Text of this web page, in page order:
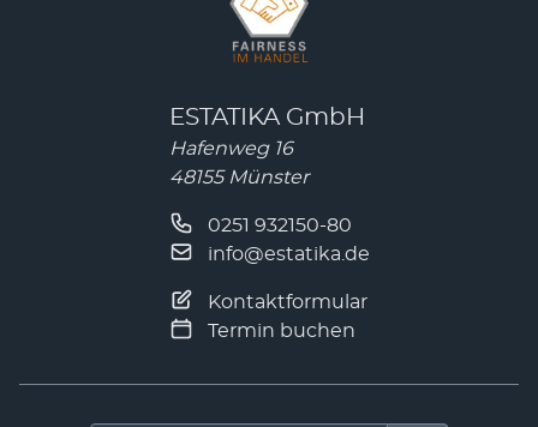
ESTATIKA GmbH
Hafenweg 16
48155 Münster
0251 932150-80
info@estatika.de
Kontaktformular
Termin buchen